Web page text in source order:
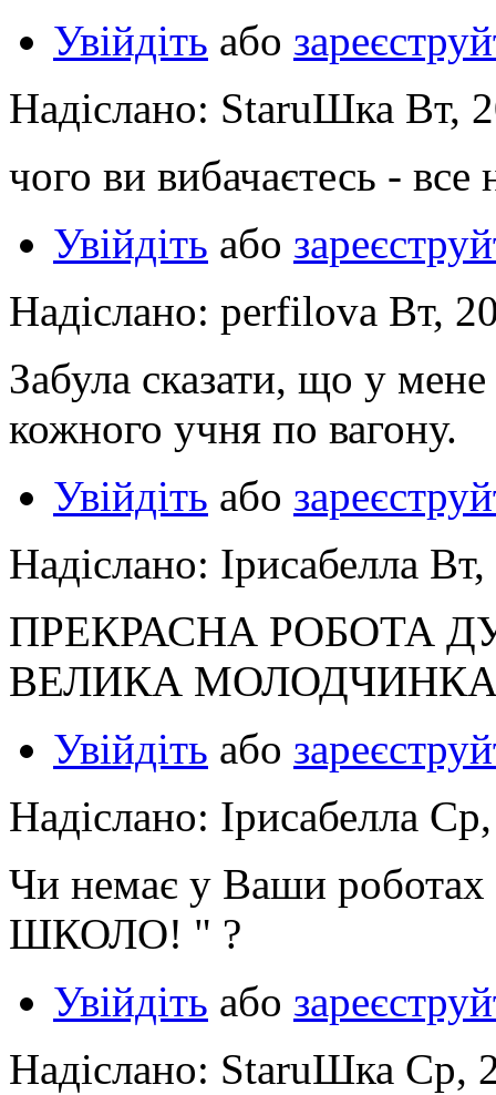
Увійдіть або
Надіслано: StaruШка Вт,
чого ви вибачаєтесь -
Увійдіть або
Надіслано: perfilova Вт,
Забула сказати, що у
кожного учня по вагону.
Увійдіть або
Надіслано: Ірисабелла
ПРЕКРАСНА РОБОТА
ВЕЛИКА
Увійдіть або
Надіслано: Ірисабелла
Чи немає у Ваши
ШКОЛО! " ?
Увійдіть або
Надіслано: StaruШка Ср,